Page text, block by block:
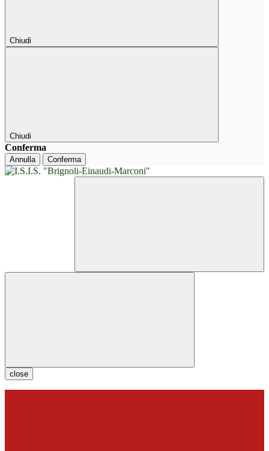
Chiudi
Chiudi
Conferma
Annulla Conferma
close